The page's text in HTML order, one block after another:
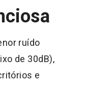
ruído
de 30dB),
e